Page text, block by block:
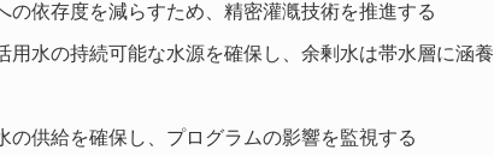
依存度を減らすため、精密灌漑技術を推進する
水の持続可能な水源を確保し、余剰水は帯水層に涵養
供給を確保し、プログラムの影響を監視する